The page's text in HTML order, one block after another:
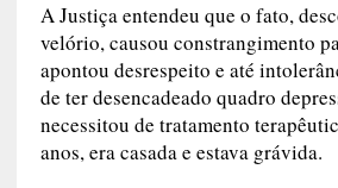
A Justiça entendeu que o fato,
velório, causou constrangimento
apontou desrespeito e até
de ter desencadeado quadro
necessitou de tratamento
anos, era casada e estava grávida.